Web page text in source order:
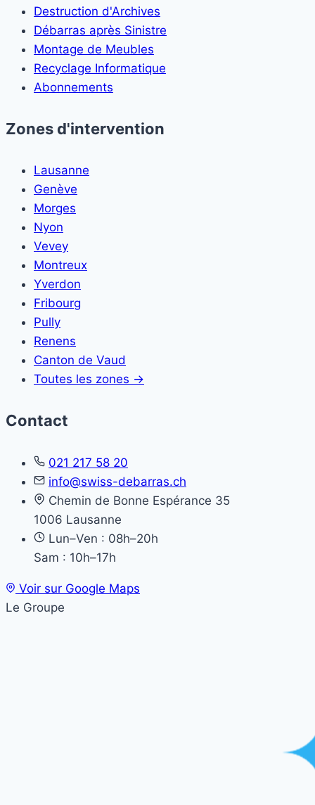
Destruction d'Archives
Débarras après Sinistre
Montage de Meubles
Recyclage Informatique
Abonnements
Zones d'intervention
Lausanne
Genève
Morges
Nyon
Vevey
Montreux
Yverdon
Fribourg
Pully
Renens
Canton de Vaud
Toutes les zones →
Contact
021 217 58 20
info@swiss-debarras.ch
Chemin de Bonne Espérance 35
1006 Lausanne
Lun–Ven : 08h–20h
Sam : 10h–17h
Voir sur Google Maps
Le Groupe